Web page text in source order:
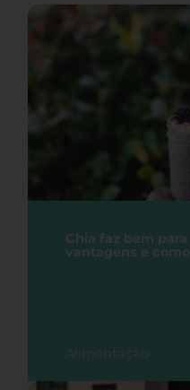
Chia faz bem
vantagens e
Alimentação